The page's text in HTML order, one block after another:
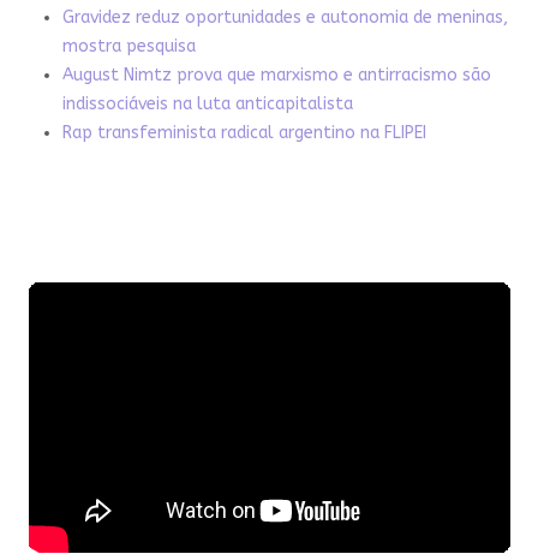
Gravidez reduz oportunidades e autonomia de meninas,
mostra pesquisa
August Nimtz prova que marxismo e antirracismo são
indissociáveis na luta anticapitalista
Rap transfeminista radical argentino na FLIPEI